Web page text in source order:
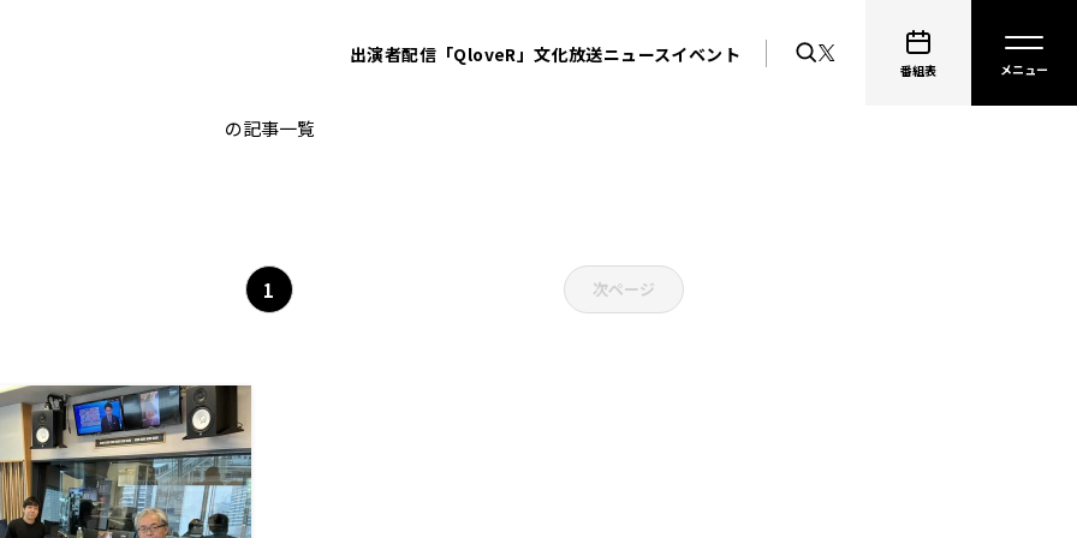
出演者配信「QloveR」文化放送ニュースイベント
番組表
の記事一覧
1 次ページ